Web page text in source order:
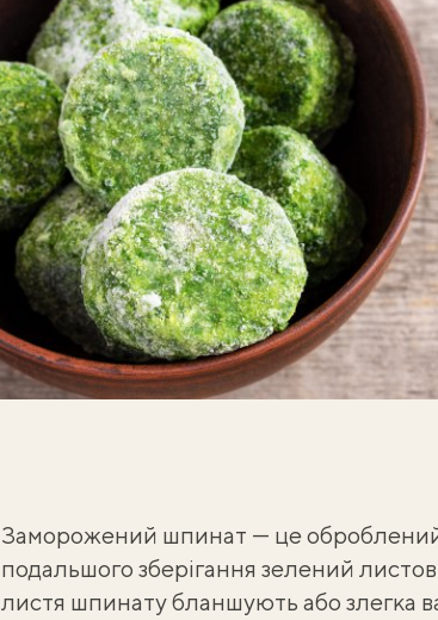
Заморожений шпинат — це
подальшого зберігання зелений
листя шпинату бланшують або злегка